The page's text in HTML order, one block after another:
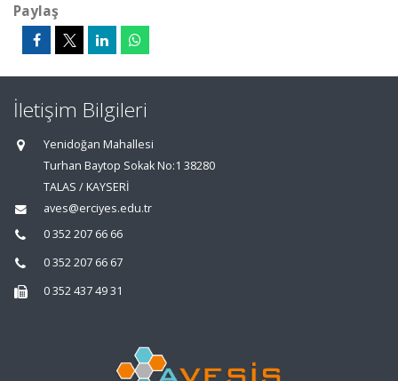
Paylaş
İletişim Bilgileri
Yenidoğan Mahallesi
Turhan Baytop Sokak No:1 38280
TALAS / KAYSERİ
aves@erciyes.edu.tr
0 352 207 66 66
0 352 207 66 67
0 352 437 49 31